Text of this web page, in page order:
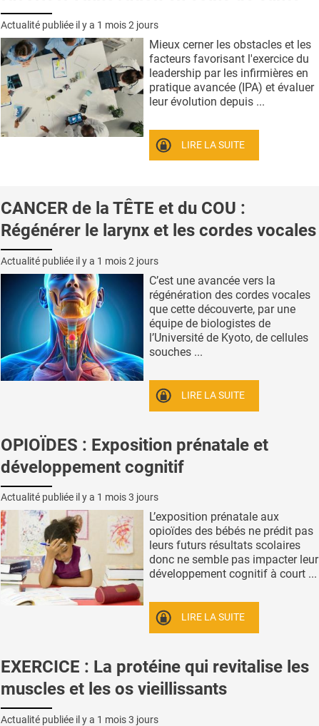
Actualité publiée il y a 1 mois 2 jours
Mieux cerner les obstacles et les
facteurs favorisant l'exercice du
leadership par les infirmières en
pratique avancée (IPA) et évaluer
leur évolution depuis ...
LIRE LA SUITE
CANCER de la TÊTE et du COU :
Régénérer le larynx et les cordes vocales
Actualité publiée il y a 1 mois 2 jours
C’est une avancée vers la
régénération des cordes vocales
que cette découverte, par une
équipe de biologistes de
l’Université de Kyoto, de cellules
souches ...
LIRE LA SUITE
OPIOÏDES : Exposition prénatale et
développement cognitif
Actualité publiée il y a 1 mois 3 jours
L’exposition prénatale aux
opioïdes des bébés ne prédit pas
leurs futurs résultats scolaires
donc ne semble pas impacter leur
développement cognitif à court ...
LIRE LA SUITE
EXERCICE : La protéine qui revitalise les
muscles et les os vieillissants
Actualité publiée il y a 1 mois 3 jours